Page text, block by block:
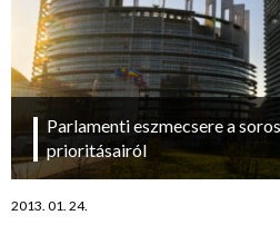
Parlamenti eszmecsere a
prioritásairól
2013. 01. 24.